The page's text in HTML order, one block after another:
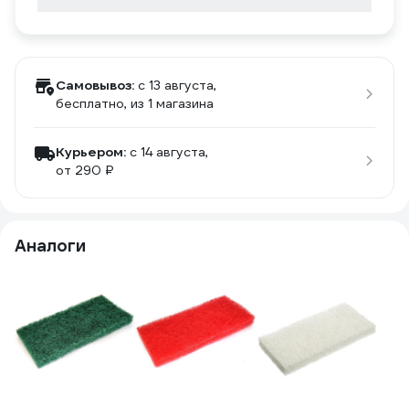
Самовывоз: c 13 августа,
бесплатно, из 1 магазина
Курьером: c 14 августа,
от 290 ₽
Аналоги